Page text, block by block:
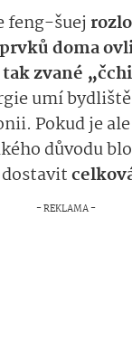
feng-šuej
doma
zvané „čchi
umí
i. Po­kud je
důvodu
dostavit